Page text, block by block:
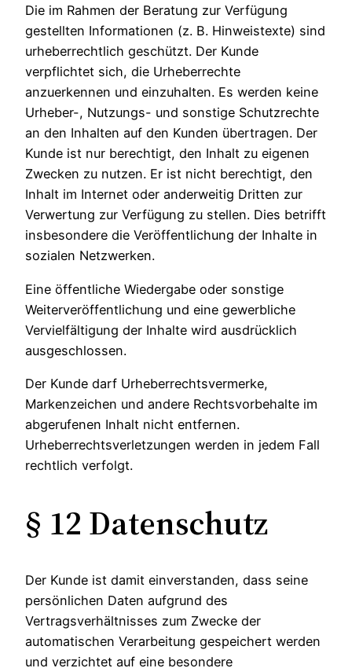
Die im Rahmen der Beratung zur Verfügung
gestellten Informationen (z. B. Hinweistexte) sind
urheberrechtlich geschützt. Der Kunde
verpflichtet sich, die Urheberrechte
anzuerkennen und einzuhalten. Es werden keine
Urheber-, Nutzungs- und sonstige Schutzrechte
an den Inhalten auf den Kunden übertragen. Der
Kunde ist nur berechtigt, den Inhalt zu eigenen
Zwecken zu nutzen. Er ist nicht berechtigt, den
Inhalt im Internet oder anderweitig Dritten zur
Verwertung zur Verfügung zu stellen. Dies betrifft
insbesondere die Veröffentlichung der Inhalte in
sozialen Netzwerken.
Eine öffentliche Wiedergabe oder sonstige
Weiterveröffentlichung und eine gewerbliche
Vervielfältigung der Inhalte wird ausdrücklich
ausgeschlossen.
Der Kunde darf Urheberrechtsvermerke,
Markenzeichen und andere Rechtsvorbehalte im
abgerufenen Inhalt nicht entfernen.
Urheberrechtsverletzungen werden in jedem Fall
rechtlich verfolgt.
§ 12 Datenschutz
Der Kunde ist damit einverstanden, dass seine
persönlichen Daten aufgrund des
Vertragsverhältnisses zum Zwecke der
automatischen Verarbeitung gespeichert werden
und verzichtet auf eine besondere